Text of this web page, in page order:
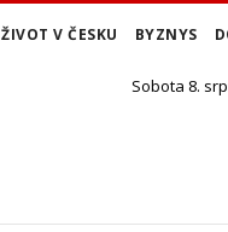
ŽIVOT V ČESKU BYZNYS
Sobota 8.